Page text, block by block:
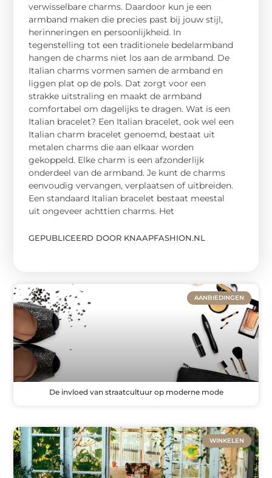
verwisselbare charms. Daardoor kun je een
armband maken die precies past bij jouw stijl,
herinneringen en persoonlijkheid. In
tegenstelling tot een traditionele bedelarmband
hangen de charms niet los aan de armband. De
Italian charms vormen samen de armband en
liggen plat op de pols. Dat zorgt voor een
strakke uitstraling en maakt de armband
comfortabel om dagelijks te dragen. Wat is een
Italian bracelet? Een Italian bracelet, ook wel een
Italian charm bracelet genoemd, bestaat uit
metalen charms die aan elkaar worden
gekoppeld. Elke charm is een afzonderlijk
onderdeel van de armband. Je kunt de charms
eenvoudig vervangen, verplaatsen of uitbreiden.
Een standaard Italian bracelet bestaat meestal
uit ongeveer achttien charms. Het
GEPUBLICEERD DOOR KNAAPFASHION.NL
AANBIEDINGEN
De invloed van straatcultuur op moderne mode
WINKELEN